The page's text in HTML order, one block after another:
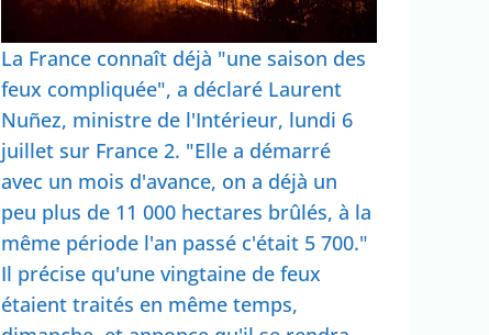
La France connaît déjà "une saison des
feux compliquée", a déclaré Laurent
Nuñez, ministre de l'Intérieur, lundi 6
juillet sur France 2. "Elle a démarré
avec un mois d'avance, on a déjà un
peu plus de 11 000 hectares brûlés, à la
même période l'an passé c'était 5 700."
Il précise qu'une vingtaine de feux
étaient traités en même temps,